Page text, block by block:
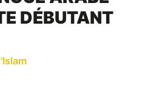
DÉBUTANT